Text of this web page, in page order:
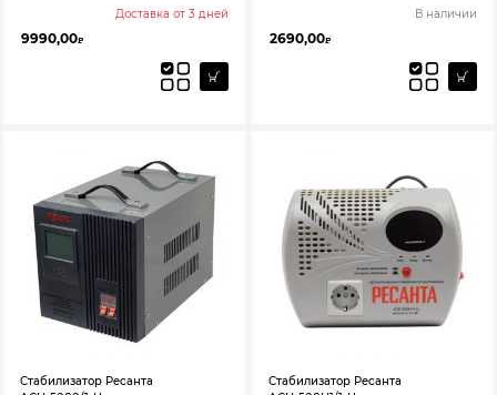
Доставка от 3 дней
9990,00₽
В наличии
2690,00₽
Стабилизатор Ресанта
Стабилизатор Ресанта